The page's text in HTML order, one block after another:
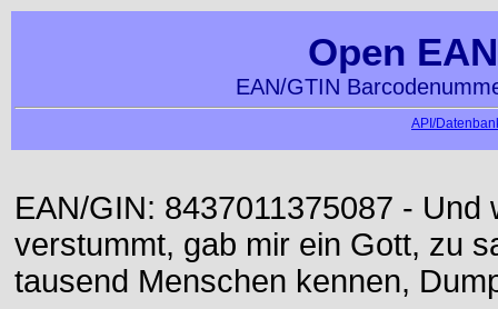
Open
EAN/GTIN
API/
EAN/GIN: 8437011375087 -
verstummt, gab mir ein Gott, zu
tausend Menschen kennen,